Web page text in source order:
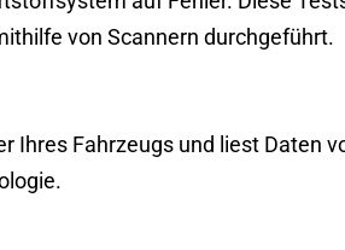
von Scannern durchgeführt.
Ihres Fahrzeugs und liest Daten